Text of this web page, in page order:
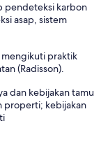
pendeteksi karbon
asap, sistem
mengikuti praktik
(Radisson).
dan kebijakan tamu
properti; kebijakan